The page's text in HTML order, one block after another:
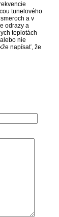
tunelového
a v
odrazy a
teplotách
nie
napísať, že